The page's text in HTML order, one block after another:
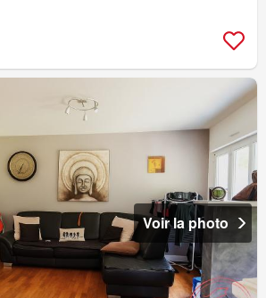
Voir la photo